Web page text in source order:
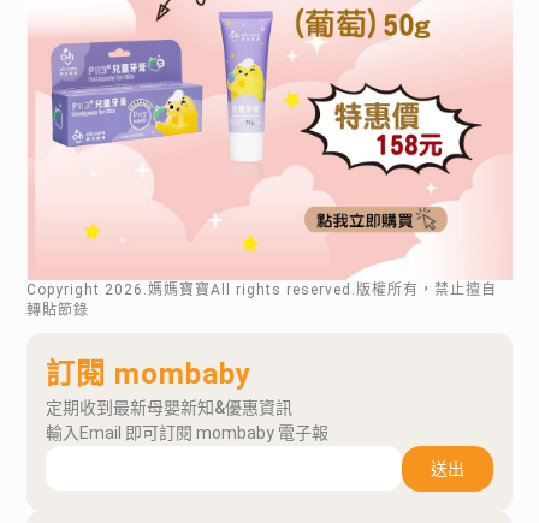
Copyright 2026 .媽媽寶寶All rights reserved.版權所有，禁止擅自
轉貼節錄
訂閱 mombaby
定期收到最新母嬰新知&優惠資訊
輸入Email 即可訂閱 mombaby 電子報
送出